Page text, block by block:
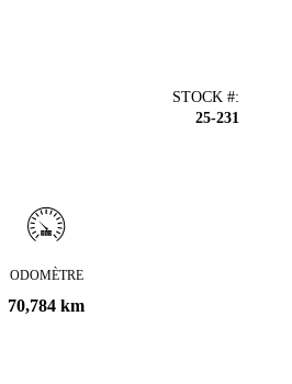
STOCK #:
25-231
ODOMÈTRE
70,784 km